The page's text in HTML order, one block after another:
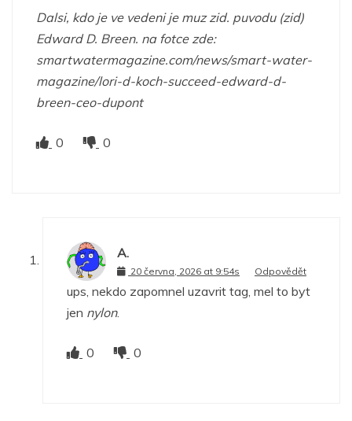
Dalsi, kdo je ve vedeni je muz zid. puvodu (zid)
Edward D. Breen. na fotce zde:
smartwatermagazine.com/news/smart-water-
magazine/lori-d-koch-succeed-edward-d-
breen-ceo-dupont
0 0
A.
20 června, 2026 at 9:54s Odpovědět
ups, nekdo zapomnel uzavrit tag, mel to byt
jen nylon.
0 0